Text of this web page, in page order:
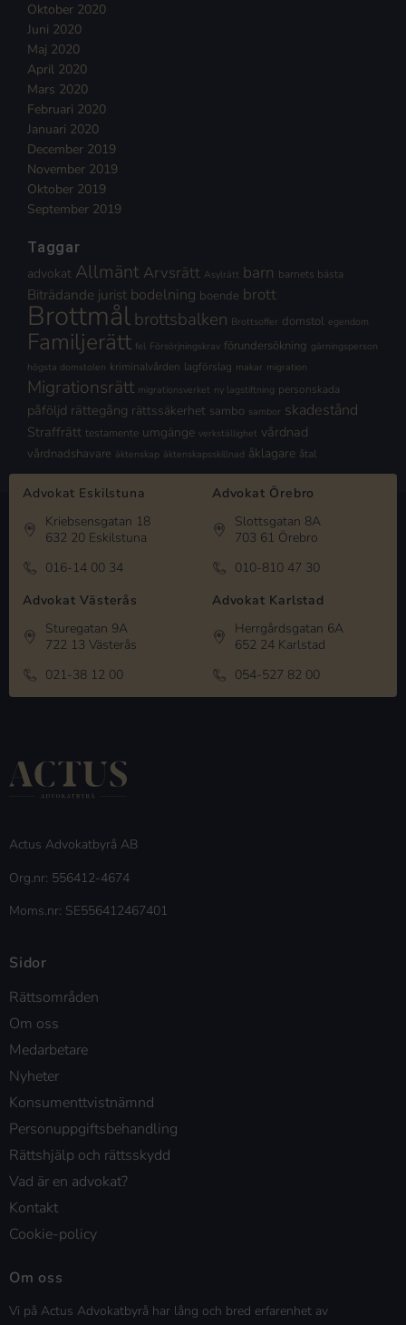
Oktober 2020
Juni 2020
Maj 2020
April 2020
Mars 2020
Februari 2020
Januari 2020
December 2019
November 2019
Oktober 2019
September 2019
Taggar
advokat Allmänt Arvsrätt Asylrätt barn barnets bästa
Biträdande jurist bodelning boende brott
Brottmålbrottsbalken Brottsoffer domstol egendom
Familjerätt fel Försörjningskrav förundersökning gärningsperson
högsta domstolen kriminalvården lagförslag makar migration
Migrationsrätt migrationsverket ny lagstiftning personskada
påföljd rättegång rättssäkerhet sambo sambor skadestånd
Straffrätt testamente umgänge verkställighet vårdnad
vårdnadshavare äktenskap äktenskapsskillnad åklagare åtal
Advokat Eskilstuna
Kriebsensgatan 18
632 20 Eskilstuna
016-14 00 34
Advokat Örebro
Slottsgatan 8A
703 61 Örebro
010-810 47 30
Advokat Västerås
Sturegatan 9A
722 13 Västerås
021-38 12 00
Advokat Karlstad
Herrgårdsgatan 6A
652 24 Karlstad
054-527 82 00
Actus Advokatbyrå AB
Org.nr: 556412-4674
Moms.nr: SE556412467401
Sidor
Rättsområden
Om oss
Medarbetare
Nyheter
Konsumenttvistnämnd
Personuppgiftsbehandling
Rättshjälp och rättsskydd
Vad är en advokat?
Kontakt
Cookie-policy
Om oss
Vi på Actus Advokatbyrå har lång och bred erfarenhet av